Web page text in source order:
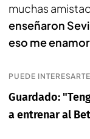
muchas
enseñaron
eso me
PUEDE INTERESARTE
Guardado:
a entrenar al